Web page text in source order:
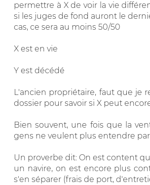
permettre à X de voir la vie
si les juges de fond auront le
cas, ce sera au moins 50/50
X est en vie
Y est décédé
L'ancien propriétaire, faut que je
dossier pour savoir si X peut
Bien souvent, une fois que la
gens ne veulent plus entendre
Un proverbe dit: On est content
un navire, on est encore plus
s'en séparer (frais de port,